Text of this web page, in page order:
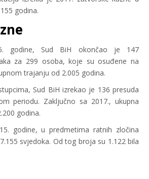
godina.
godine, Sud BiH okončao je 147
za 299 osoba, koje su osuđene na
trajanju od 2.005 godina.
Sud BiH izrekao je 136 presuda
periodu. Zaključno sa 2017., ukupna
godina.
godine, u predmetima ratnih zločina
svjedoka. Od tog broja su 1.122 bila